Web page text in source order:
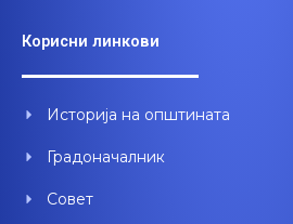
b
o
k
u
b
e
d
n
Корисни линкови
Историја на општината
Градоначалник
Совет